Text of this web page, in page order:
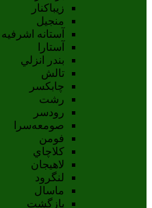
زیباکنار
منجیل
آستانه اشرفيه
آستارا
بندر انزلي
تالش
چابکسر
رشت
رودسر
صومعه‌سرا
فومن
کلاچاي
لاهيجان
لنگرود
ماسال
بازگشت